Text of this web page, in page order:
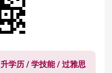
学历 / 学技能 / 过雅思